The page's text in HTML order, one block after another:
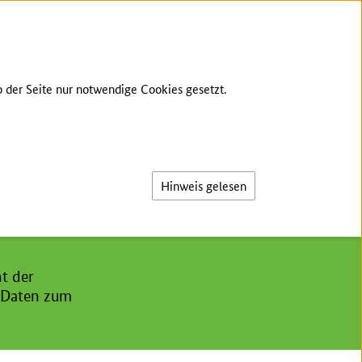
der
zum
Seite nur notwendige Cookies gesetzt.
Hinweis gelesen